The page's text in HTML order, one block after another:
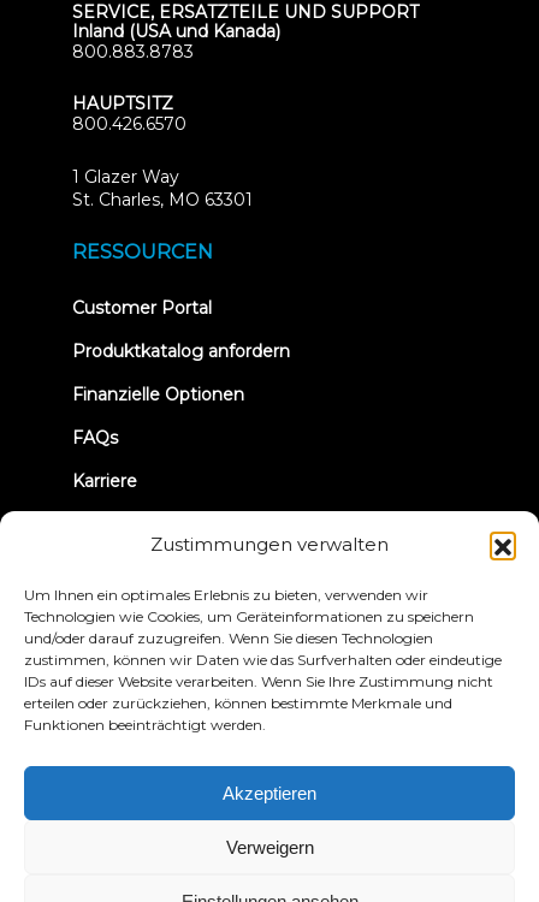
Zustimmungen verwalten
Um Ihnen ein optimales Erlebnis zu bieten, verwenden wir
Technologien wie Cookies, um Geräteinformationen zu speichern
und/oder darauf zuzugreifen. Wenn Sie diesen Technologien
zustimmen, können wir Daten wie das Surfverhalten oder eindeutige
IDs auf dieser Website verarbeiten. Wenn Sie Ihre Zustimmung nicht
erteilen oder zurückziehen, können bestimmte Merkmale und
Funktionen beeinträchtigt werden.
Akzeptieren
Verweigern
SERVICE, ERSATZTEILE UND SUPPORT
Inland (USA und Kanada)
800.883.8783
HAUPTSITZ
800.426.6570
1 Glazer Way
St. Charles, MO 63301
RESSOURCEN
Customer Portal(opens
new
Produktkatalog anfordern
Finanzielle Optionen
FAQs
Karriere
VERBINDEN WIR UNS
Datenschutzbestimmungen
Bedingungen und
Konditionen
Erklärung zur Zugänglichkeit